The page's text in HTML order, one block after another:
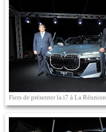
Fiers de présenter la i7 à La Réunion